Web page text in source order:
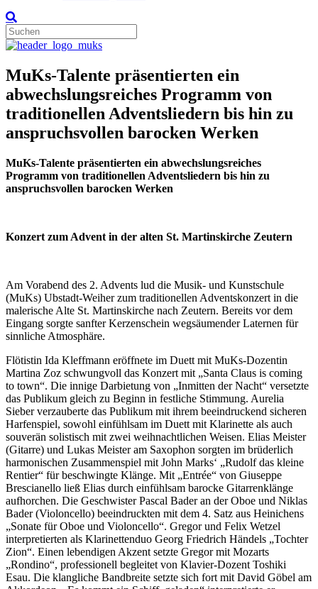
MuKs-Talente präsentierten ein
abwechslungsreiches Programm von
traditionellen Adventsliedern bis hin zu
anspruchsvollen barocken Werken
MuKs-Talente präsentierten ein abwechslungsreiches
Programm von traditionellen Adventsliedern bis hin zu
anspruchsvollen barocken Werken
Konzert zum Advent in der alten St. Martinskirche Zeutern
Am Vorabend des 2. Advents lud die Musik- und Kunstschule
(MuKs) Ubstadt-Weiher zum traditionellen Adventskonzert in die
malerische Alte St. Martinskirche nach Zeutern. Bereits vor dem
Eingang sorgte sanfter Kerzenschein wegsäumender Laternen für
sinnliche Atmosphäre.
Flötistin Ida Kleffmann eröffnete im Duett mit MuKs-Dozentin
Martina Zoz schwungvoll das Konzert mit „Santa Claus is coming
to town“. Die innige Darbietung von „Inmitten der Nacht“ versetzte
das Publikum gleich zu Beginn in festliche Stimmung. Aurelia
Sieber verzauberte das Publikum mit ihrem beeindruckend sicheren
Harfenspiel, sowohl einfühlsam im Duett mit Klarinette als auch
souverän solistisch mit zwei weihnachtlichen Weisen. Elias Meister
(Gitarre) und Lukas Meister am Saxophon sorgten im brüderlich
harmonischen Zusammenspiel mit John Marks‘ „Rudolf das kleine
Rentier“ für beschwingte Klänge. Mit „Entrée“ von Giuseppe
Brescianello ließ Elias durch einfühlsam barocke Gitarrenklänge
aufhorchen. Die Geschwister Pascal Bader an der Oboe und Niklas
Bader (Violoncello) beeindruckten mit dem 4. Satz aus Heinichens
„Sonate für Oboe und Violoncello“. Gregor und Felix Wetzel
interpretierten als Klarinettenduo Georg Friedrich Händels „Tochter
Zion“. Einen lebendigen Akzent setzte Gregor mit Mozarts
„Rondino“, professionell begleitet von Klavier-Dozent Toshiki
Esau. Die klangliche Bandbreite setzte sich fort mit David Göbel am